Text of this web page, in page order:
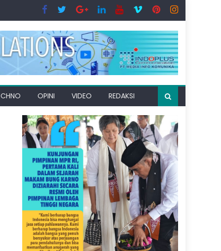
OPINI VIDEO REDAKSI